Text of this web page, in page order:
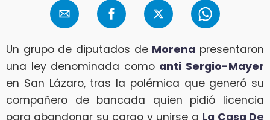
Un grupo de diputados de Morena presentaron
una ley denominada como anti Sergio-Mayer
en San Lázaro, tras la polémica que generó su
compañero de bancada quien pidió licencia
para abandonar su cargo y unirse a La Casa De